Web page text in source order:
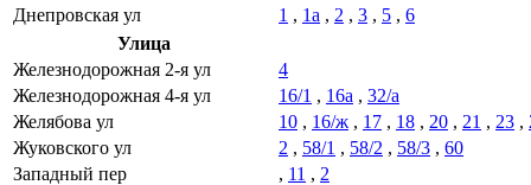
Днепровская ул
1 , 1а , 2 , 3 , 5 , 6
Улица
Железнодорожная 2-я ул
4
Железнодорожная 4-я ул
16/1 , 16а , 32/а
Желябова ул
10 , 16/ж , 17 , 18 , 20 , 21 , 23 ,
Жуковского ул
2 , 58/1 , 58/2 , 58/3 , 60
Западный пер
, 11 , 2